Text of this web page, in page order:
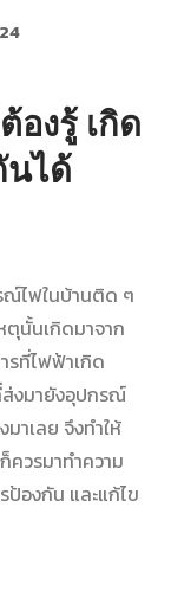
งรู้ เกิด
นได้
ณ์ไฟในบ้านติด ๆ
ตุนั้นเกิดมาจาก
รที่ไฟฟ้าเกิด
ส่งมายังอุปกรณ์
าเลย จึงทำให้
วรมาทำความ
ป้องกัน และแก้ไข